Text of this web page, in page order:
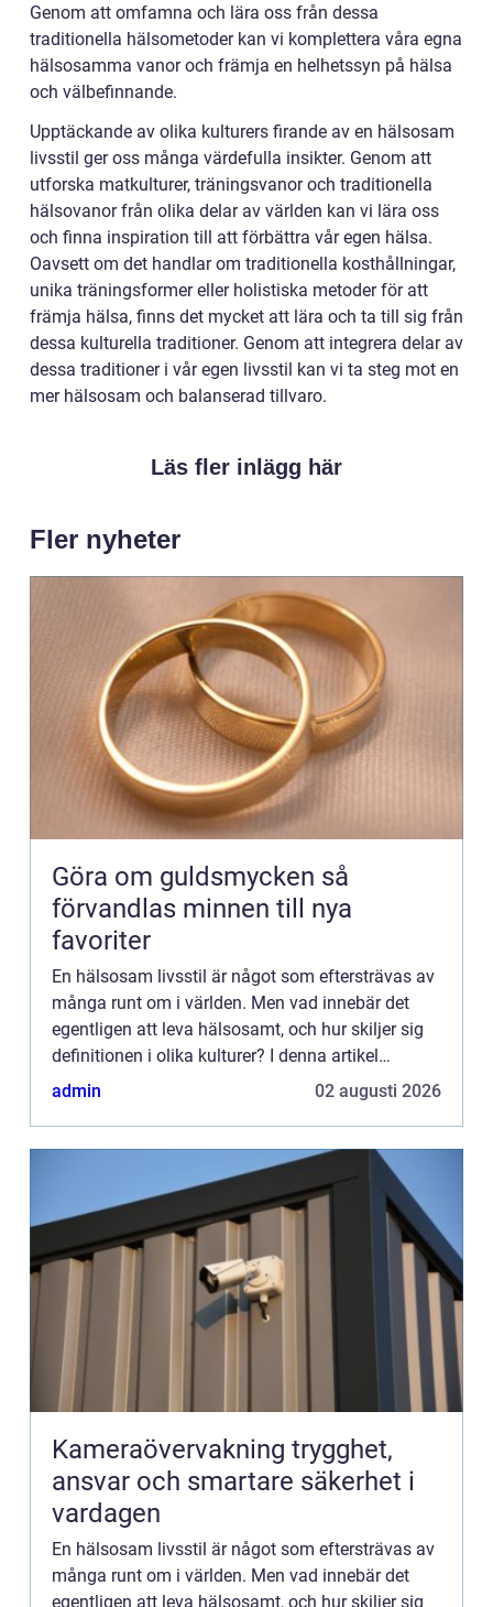
Genom att omfamna och lära oss från dessa
traditionella hälsometoder kan vi komplettera våra egna
hälsosamma vanor och främja en helhetssyn på hälsa
och välbefinnande.
Upptäckande av olika kulturers firande av en hälsosam
livsstil ger oss många värdefulla insikter. Genom att
utforska matkulturer, träningsvanor och traditionella
hälsovanor från olika delar av världen kan vi lära oss
och finna inspiration till att förbättra vår egen hälsa.
Oavsett om det handlar om traditionella kosthållningar,
unika träningsformer eller holistiska metoder för att
främja hälsa, finns det mycket att lära och ta till sig från
dessa kulturella traditioner. Genom att integrera delar av
dessa traditioner i vår egen livsstil kan vi ta steg mot en
mer hälsosam och balanserad tillvaro.
Läs fler inlägg här
Fler nyheter
Göra om guldsmycken så
förvandlas minnen till nya
favoriter
En hälsosam livsstil är något som eftersträvas av
många runt om i världen. Men vad innebär det
egentligen att leva hälsosamt, och hur skiljer sig
definitionen i olika kulturer? I denna artikel
kommer vi att u...
admin 02 augusti 2026
Kameraövervakning trygghet,
ansvar och smartare säkerhet i
vardagen
En hälsosam livsstil är något som eftersträvas av
många runt om i världen. Men vad innebär det
egentligen att leva hälsosamt, och hur skiljer sig